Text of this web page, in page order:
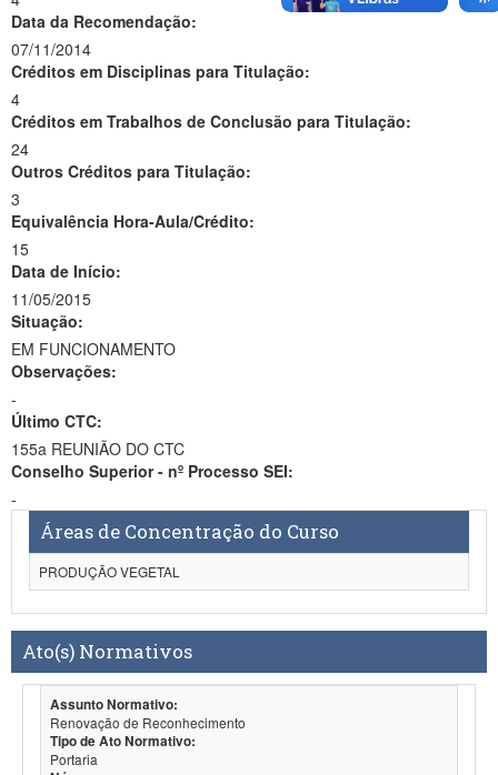
Data da Recomendação:
07/11/2014
Créditos em Disciplinas para Titulação:
4
Créditos em Trabalhos de Conclusão para Titulação:
24
Outros Créditos para Titulação:
3
Equivalência Hora-Aula/Crédito:
15
Data de Início:
11/05/2015
Situação:
EM FUNCIONAMENTO
Observações:
-
Último CTC:
155a REUNIÃO DO CTC
Conselho Superior - nº Processo SEI:
-
Áreas de Concentração do Curso
PRODUÇÃO VEGETAL
Ato(s) Normativos
Assunto Normativo:
Renovação de Reconhecimento
Tipo de Ato Normativo:
Portaria